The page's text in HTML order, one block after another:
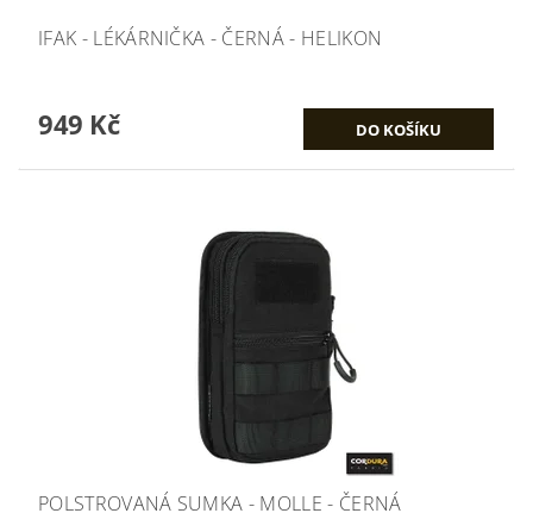
IFAK - LÉKÁRNIČKA - ČERNÁ - HELIKON
949 Kč
POLSTROVANÁ SUMKA - MOLLE - ČERNÁ